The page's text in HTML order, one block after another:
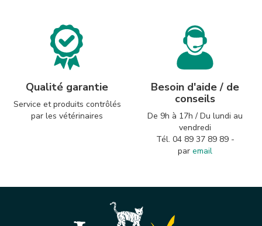
Qualité garantie
Service et produits contrôlés
par les vétérinaires
Besoin d'aide / de
conseils
De 9h à 17h / Du lundi au
vendredi
Tél. 04 89 37 89 89 -
par email